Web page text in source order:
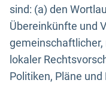
sind: (a) den
Übereinkünfte und
gemeinschaftlicher,
lokaler
Politiken, Pläne